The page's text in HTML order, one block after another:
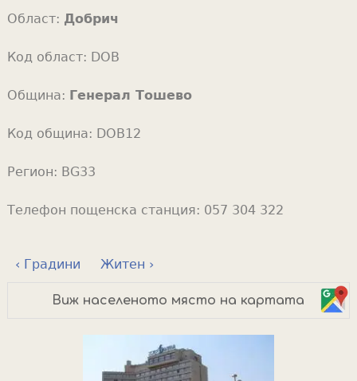
Област: Добрич
Код област: DOB
Община: Генерал Тошево
Код община: DOB12
Регион: BG33
Телефон пощенска станция: 057 304 322
‹ Градини Житен ›
Виж населеното място на картата